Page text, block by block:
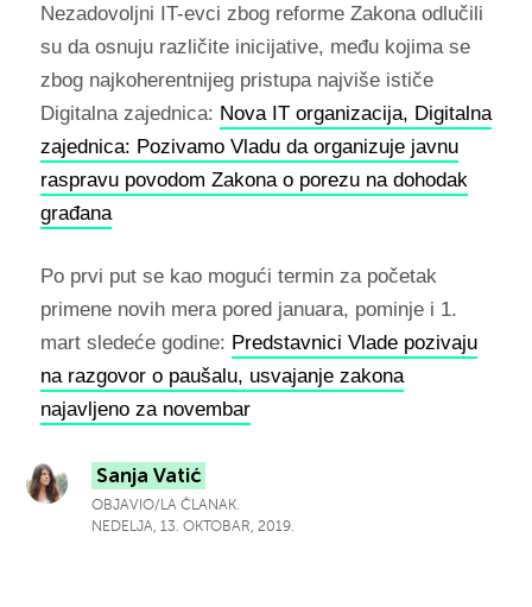
Nezadovoljni IT-evci zbog reforme Zakona odlučili
su da osnuju različite inicijative, među kojima se
zbog najkoherentnijeg pristupa najviše ističe
Digitalna zajednica: Nova IT organizacija, Digitalna
zajednica: Pozivamo Vladu da organizuje javnu
raspravu povodom Zakona o porezu na dohodak
građana
Po prvi put se kao mogući termin za početak
primene novih mera pored januara, pominje i 1.
mart sledeće godine: Predstavnici Vlade pozivaju
na razgovor o paušalu, usvajanje zakona
najavljeno za novembar
Sanja Vatić
OBJAVIO/LA ČLANAK.
NEDELJA, 13. OKTOBAR, 2019.